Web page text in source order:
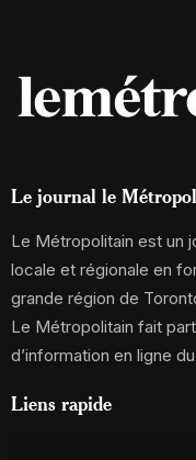
Le journal le
Le Métropolitain est un
locale et régionale en
grande région de
Le Métropolitain fait
d’information en ligne
Liens rapide